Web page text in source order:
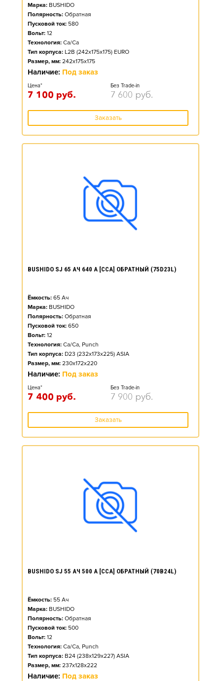
Марка: BUSHIDO
Полярность: Обратная
Пусковой ток: 580
Вольт: 12
Технология: Ca/Ca
Тип корпуса: L2B (242x175x175) EURO
Размер, мм: 242x175x175
Наличие: Под заказ
Цена*
7 100 руб.
Без Trade-in
7 600 руб.
Заказать
BUSHIDO SJ 65 АЧ 640 А [CCA] ОБРАТНЫЙ (75D23L)
Ёмкость: 65 Ач
Марка: BUSHIDO
Полярность: Обратная
Пусковой ток: 650
Вольт: 12
Технология: Ca/Ca, Punch
Тип корпуса: D23 (232x173x225) ASIA
Размер, мм: 230x172x220
Наличие: Под заказ
Цена*
7 400 руб.
Без Trade-in
7 900 руб.
Заказать
BUSHIDO SJ 55 АЧ 500 А [CCA] ОБРАТНЫЙ (70B24L)
Ёмкость: 55 Ач
Марка: BUSHIDO
Полярность: Обратная
Пусковой ток: 500
Вольт: 12
Технология: Ca/Ca, Punch
Тип корпуса: B24 (238x129x227) ASIA
Размер, мм: 237x128x222
Наличие: Под заказ